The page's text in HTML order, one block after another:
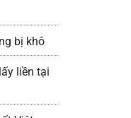
bị khô
liền tại